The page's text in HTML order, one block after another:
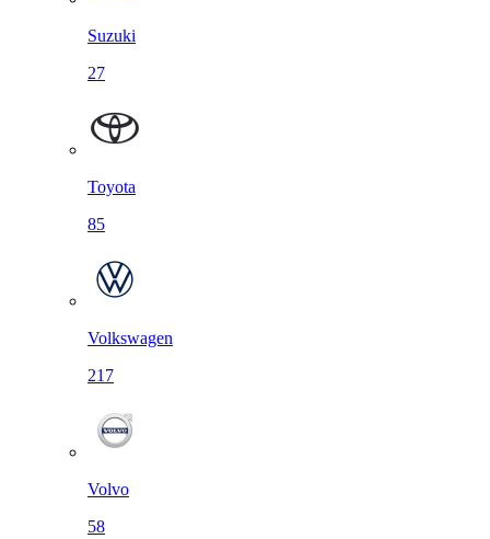
Suzuki
27
Toyota
85
Volkswagen
217
Volvo
58